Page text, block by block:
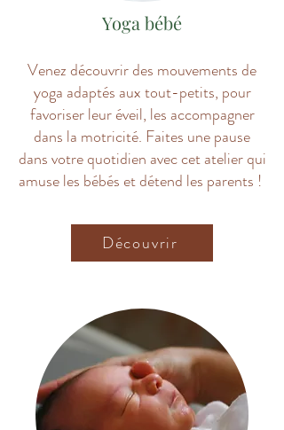
Yoga bébé
Venez découvrir des mouvements de
yoga adaptés aux tout-petits, pour
favoriser leur éveil, les accompagner
dans la motricité. Faites une pause
dans votre quotidien avec cet atelier qui
amuse les bébés et détend les parents !
Découvrir